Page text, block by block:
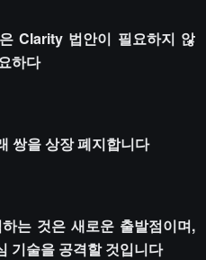
Clarity 법안이 필요하지 않
하다
쌍을 상장 폐지합니다
는 것은 새로운 출발점이며,
기술을 공격할 것입니다